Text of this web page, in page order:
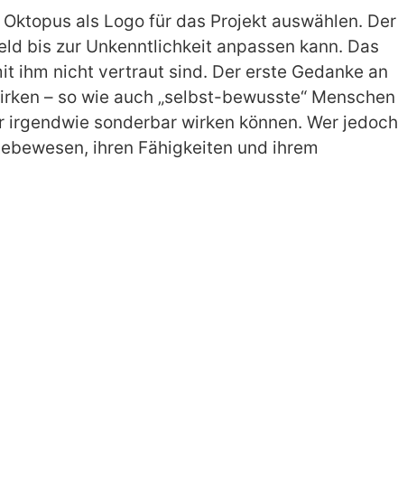
als Logo für das Projekt auswählen. Der
bis zur Unkenntlichkeit anpassen kann. Das
ihm nicht vertraut sind. Der erste Gedanke an
– so wie auch „selbst-bewusste“ Menschen
sonderbar wirken können. Wer jedoch
ihren Fähigkeiten und ihrem